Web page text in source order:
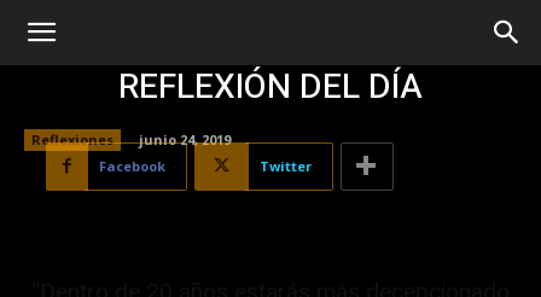
REFLEXIÓN DEL DÍA
Reflexiones
junio 24, 2019
Facebook
Twitter